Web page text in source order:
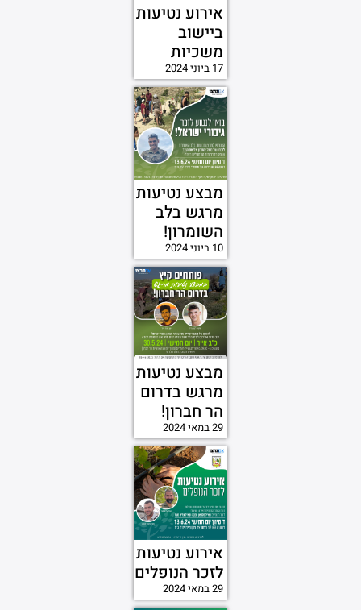
אירוע נטיעות
ביישוב
משכיות
17 ביוני 2024
מבצע נטיעות
מרגש בלב
השומרון!
10 ביוני 2024
מבצע נטיעות
מרגש בדרום
הר חברון!
29 במאי 2024
אירוע נטיעות
לזכר הנופלים
29 במאי 2024